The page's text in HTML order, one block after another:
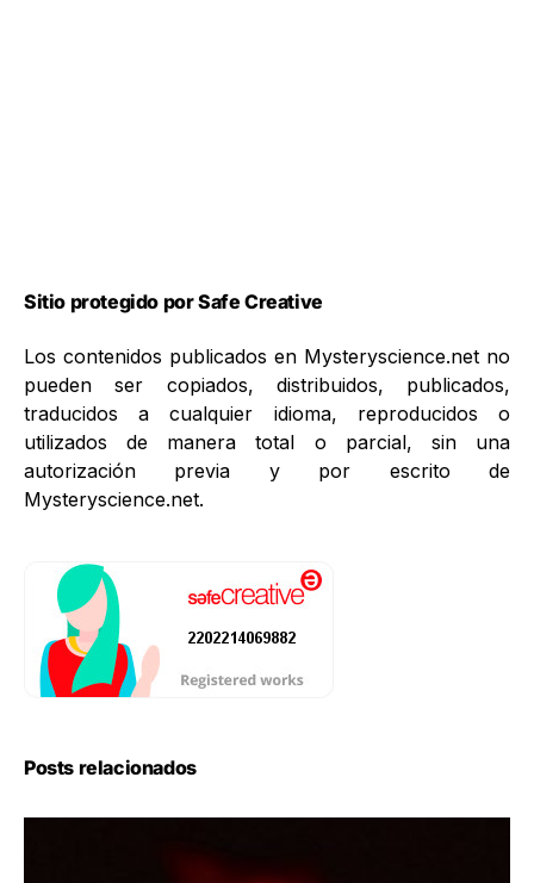
Sitio protegido por Safe Creative
Los contenidos publicados en Mysteryscience.net no
pueden ser copiados, distribuidos, publicados,
traducidos a cualquier idioma, reproducidos o
utilizados de manera total o parcial, sin una
autorización previa y por escrito de
Mysteryscience.net.
Posts relacionados